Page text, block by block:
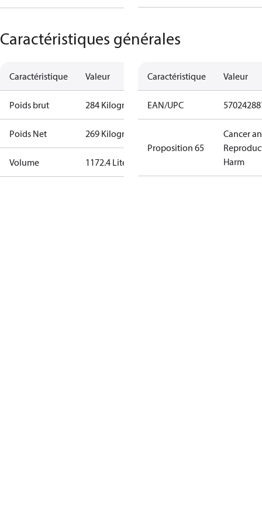
Caractéristiques générales
Caractéristique Valeur
Poids brut 284 Kilogram
Poids Net 269 Kilogram
Volume 1172.4 Liter
Caractéristique Valeur
EAN/UPC
Proposition 65
Cancer
Harm